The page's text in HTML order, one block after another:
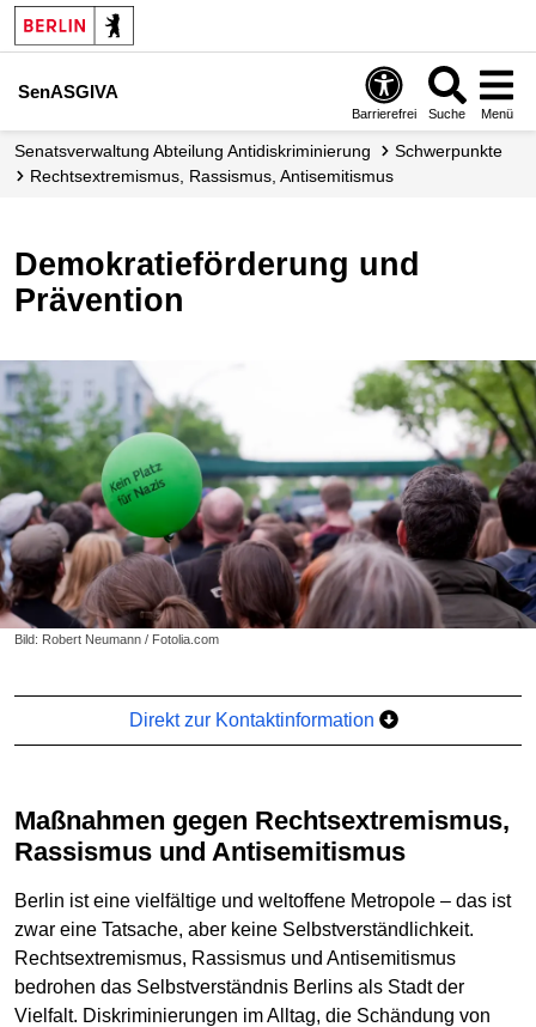
SenASGIVA
Barrierefrei Suche Menü
Senats­verwaltung Abteilung Antidiskriminierung
Schwerpunkte
Rechts­extremismus, Rassismus, Antisemitismus
Demokratieförderung und
Prävention
Bild: Robert Neumann / Fotolia.com
Direkt zur Kontaktinformation
Maßnahmen gegen Rechtsextremismus,
Rassismus und Antisemitismus
Berlin ist eine vielfältige und weltoffene Metropole – das ist
zwar eine Tatsache, aber keine Selbstverständlichkeit.
Rechtsextremismus, Rassismus und Antisemitismus
bedrohen das Selbstverständnis Berlins als Stadt der
Vielfalt. Diskriminierungen im Alltag, die Schändung von